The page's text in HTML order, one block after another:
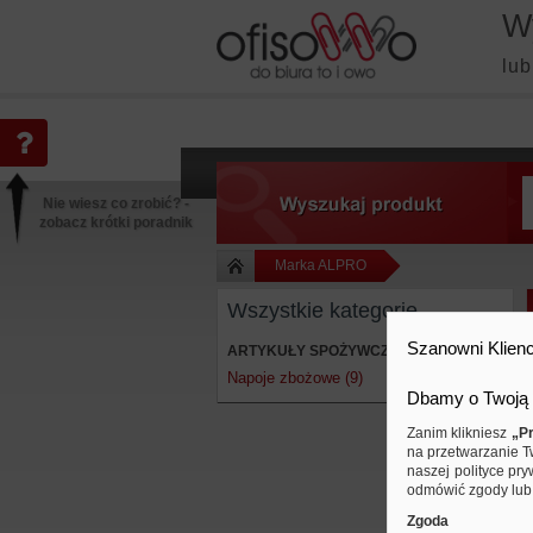
Marka ALPRO
Wszystkie kategorie
Nowości
ARTYKUŁY SPOŻYWCZE
Napoje zbożowe (9)
Nie wiesz co zrobić? -
zobacz krótki poradnik
Szanowni
Dbamy o
Zanim klikniesz
na przetwarzanie
naszej polityce
odmówić zgody
Zgoda